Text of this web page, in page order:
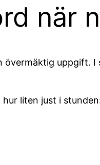
när
uppgift.
liten just i